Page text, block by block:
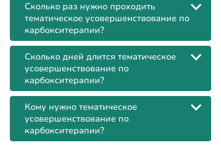
Сколько раз нужно проходить
тематическое усовершенствование по
карбокситерапии?
Сколько дней длится тематическое
усовершенствование по
карбокситерапии?
Кому нужно тематическое
усовершенствование по
карбокситерапии?